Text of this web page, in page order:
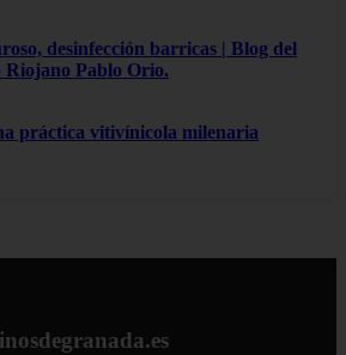
desinfección barricas | Blog del
Riojano Pablo Orio.
práctica vitivínicola milenaria